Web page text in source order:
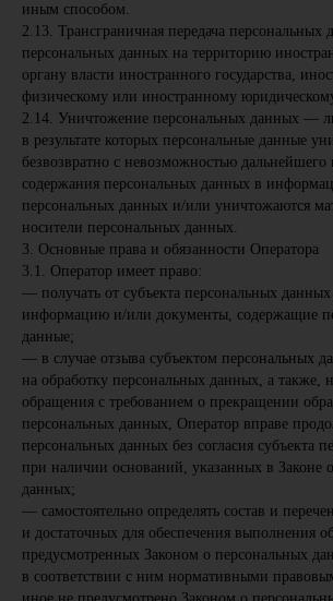
иным способом.
2.13. Трансграничная передача
персональных данных на территорию
органу власти иностранного государства,
физическому или иностранному
2.14. Уничтожение персональных данных —
в результате которых персональные данные
безвозвратно с невозможностью дальнейшего
содержания персональных данных в
персональных данных и/или уничтожаются
носители персональных данных.
3. Основные права и обязанности Оператора
3.1. Оператор имеет право:
— получать от субъекта персональных
информацию и/или документы, содержащие
данные;
— в случае отзыва субъектом персональных
на обработку персональных данных, а также,
обращения с требованием о прекращении
персональных данных, Оператор вправе
персональных данных без согласия субъекта
при наличии оснований, указанных в Законе
данных;
— самостоятельно определять состав и
и достаточных для обеспечения выполнения
предусмотренных Законом о персональных
в соответствии с ним нормативными